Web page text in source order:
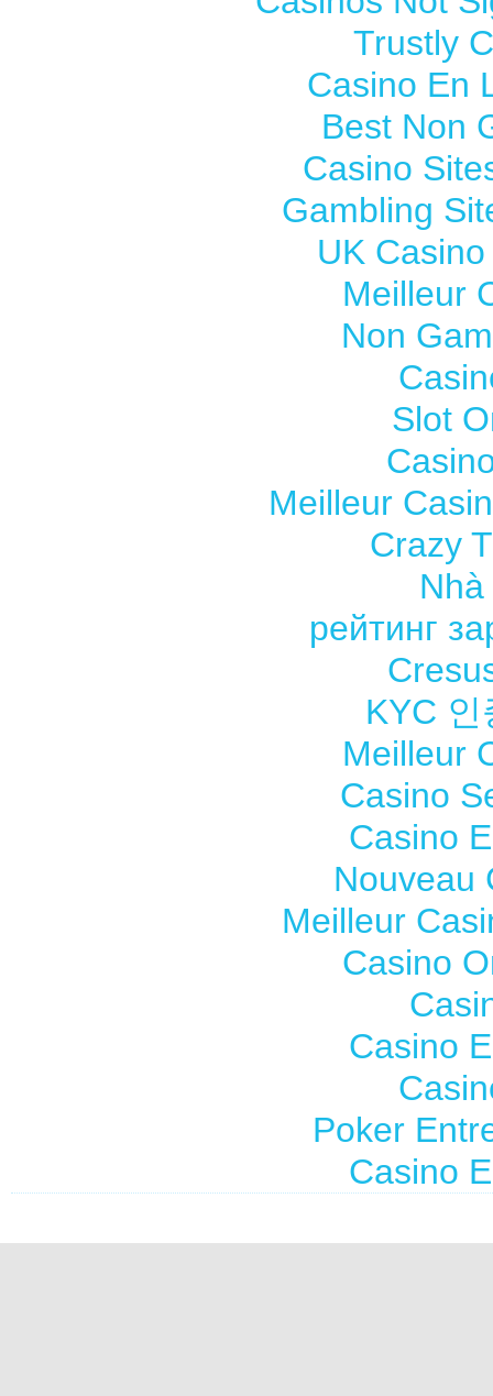
Trustly
Casino En
Best Non
Casino
Gambling
UK
Meilleur
Non
Slot
Meilleur
Crazy
рейтинг
KYC
Meilleur
Casino
Casino
Nouveau
Meilleur
Casino
Casino
Poker
Casino